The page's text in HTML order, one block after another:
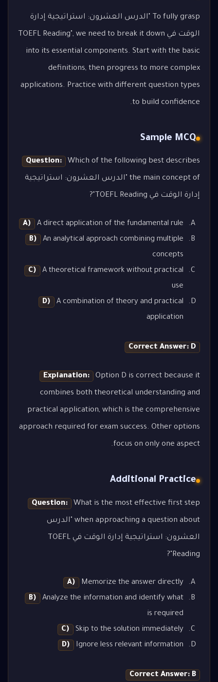
To fully grasp "الدرس العشرون: استراتيجية إدارة
الوقت في TOEFL Reading", we need to break it down
into its essential components. Start with the basic
definitions, then progress to more complex
applications. Practice with different question types
to build confidence.
Sample MCQ
Question: Which of the following best describes
the main concept of "الدرس العشرون: استراتيجية
إدارة الوقت في TOEFL Reading"?
A)
A direct application of the fundamental rule
B)
An analytical approach combining multiple
concepts
C)
A theoretical framework without practical
use
D)
A combination of theory and practical
application
Correct Answer: D
Explanation: Option D is correct because it
combines both theoretical understanding and
practical application, which is the comprehensive
approach required for exam success. Other options
focus on only one aspect.
Additional Practice
Question: What is the most effective first step
when approaching a question about "الدرس
العشرون: استراتيجية إدارة الوقت في TOEFL
Reading"?
A)
Memorize the answer directly
B)
Analyze the information and identify what
is required
C)
Skip to the solution immediately
D)
Ignore less relevant information
Correct Answer: B